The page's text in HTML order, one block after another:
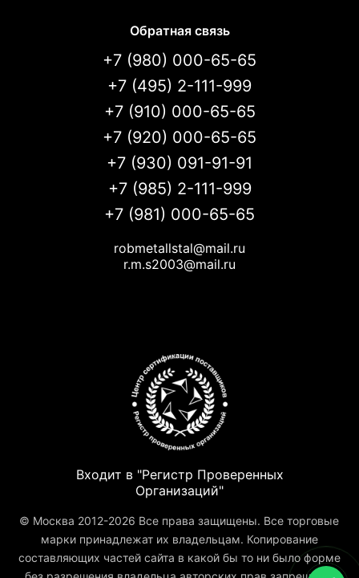
Обратная связь
+7 (980) 000-65-65
+7 (495) 2-111-999
+7 (910) 000-65-65
+7 (920) 000-65-65
+7 (930) 091-91-91
+7 (985) 2-111-999
+7 (981) 000-65-65
robmetallstal@mail.ru
r.m.s2003@mail.ru
Входит в "Регистр Проверенных
Организаций"
© Москва 2012-2026 Все права защищены. Все торговые
марки принадлежат их владельцам. Копирование
составляющих частей сайта в какой бы то ни было форме